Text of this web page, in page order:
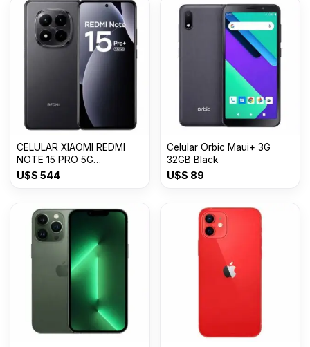
CELULAR XIAOMI REDMI
NOTE 15 PRO 5G
8GB+512GB
U$S 544
Celular Orbic Maui+ 3G
32GB Black
U$S 89